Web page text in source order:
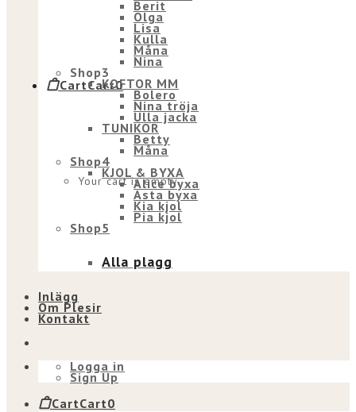
CartCart0
Your cart is empty.
Berit
Olga
Lisa
Kulla
Måna
Nina
Shop3
KOFTOR MM
Bolero
Nina tröja
Ulla jacka
TUNIKOR
Betty
Måna
Shop4
KJOL & BYXA
Alice byxa
Asta byxa
Kia kjol
Pia kjol
Shop5
Alla plagg
Inlägg
Om Plesir
Kontakt
Logga in
Sign Up
CartCart0